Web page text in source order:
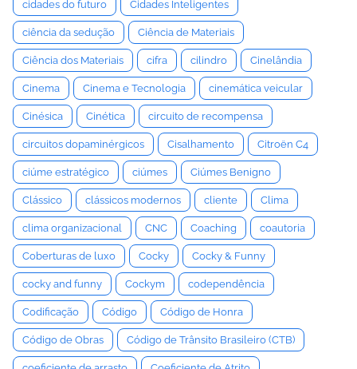
cidades do futuro Cidades Inteligentes
ciência da sedução Ciência de Materiais
Ciência dos Materiais cifra cilindro Cinelândia
Cinema Cinema e Tecnologia cinemática veicular
Cinésica Cinética circuito de recompensa
circuitos dopaminérgicos Cisalhamento Citroën C4
ciúme estratégico ciúmes Ciúmes Benigno
Clássico clássicos modernos cliente Clima
clima organizacional CNC Coaching coautoria
Coberturas de luxo Cocky Cocky & Funny
cocky and funny Cockym codependência
Codificação Código Código de Honra
Código de Obras Código de Trânsito Brasileiro (CTB)